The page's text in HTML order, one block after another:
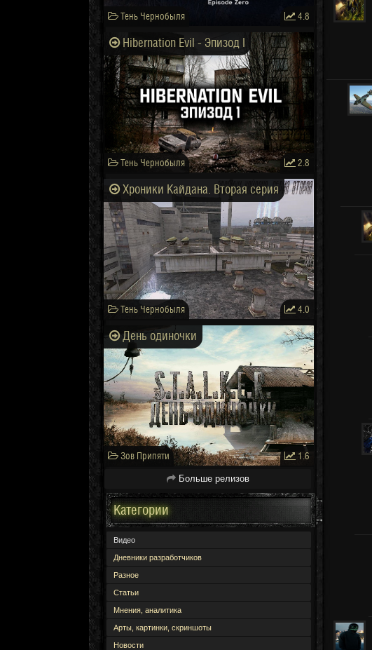
Тень Чернобыля 4.8
Hibernation Evil - Эпизод I
Тень Чернобыля 2.8
Хроники Кайдана. Вторая серия
Тень Чернобыля 4.0
День одиночки
Зов Припяти 1.6
Больше релизов
Категории
Видео
Дневники разработчиков
Разное
Статьи
Мнения, аналитика
Арты, картинки, скриншоты
Новости